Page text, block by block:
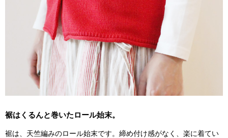
裾はくるんと巻いたロール始末。
裾は、天竺編みのロール始末です。締め付け感がなく、楽に着てい